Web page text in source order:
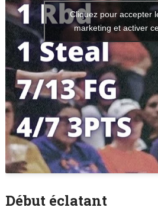
Cliquez pour accepter
marketing et activer
Début éclatant